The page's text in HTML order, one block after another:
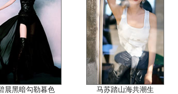
晨黑暗勾勒暮色 马苏踏山海共潮生